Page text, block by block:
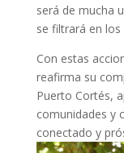
será de mucha
se filtrará en los
Con estas
reafirma su
Puerto Cortés,
comunidades y
conectado y